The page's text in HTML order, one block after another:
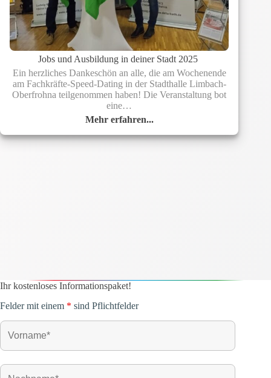
Jobs und Ausbildung in deiner Stadt 2025
Ein herzliches Dankeschön an alle, die am Wochenende
am Fachkräfte-Speed-Dating in der Stadthalle Limbach-
Oberfrohna teilgenommen haben! Die Veranstaltung bot
eine…
Mehr erfahren...
Jobs
und
Ihr kostenloses Informationspaket!
Felder mit einem * sind Pflichtfelder